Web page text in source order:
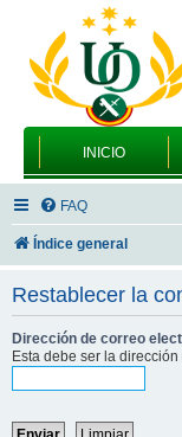
INICIO
FAQ
Índice general
Restablecer la
Dirección de correo
Esta debe ser la